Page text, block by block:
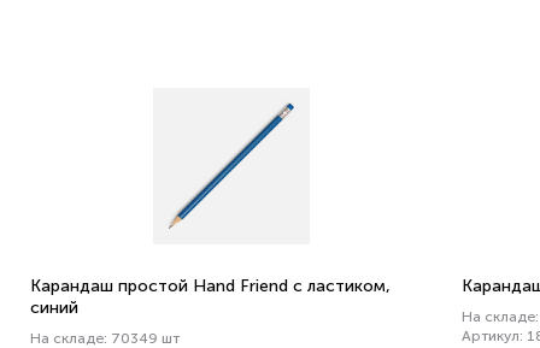
Карандаш простой Hand Friend с ластиком,
синий
На складе: 70349 шт
На
Артикул: